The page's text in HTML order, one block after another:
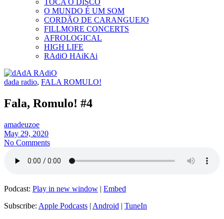
O MUNDO É UM SOM
CORDÃO DE CARANGUEJO
FILLMORE CONCERTS
AFROLOGICAL
HIGH LIFE
RAdiO HAiKAi
dada radio, FALA ROMULO!
Fala, Romulo! #4
amadeuzoe
May 29, 2020
No Comments
Podcast: Play in new window | Embed
Subscribe: Apple Podcasts | Android | TuneIn